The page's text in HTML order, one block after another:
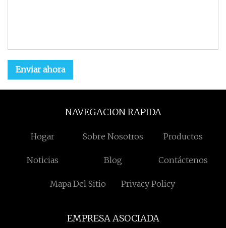
Enviar ahora
NAVEGACION RAPIDA
Hogar Sobre Nosotros Productos
Noticias Blog Contáctenos
Mapa Del Sitio Privacy Policy
EMPRESA ASOCIADA